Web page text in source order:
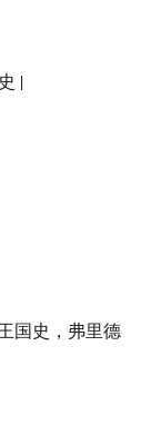
|
国史，弗里德